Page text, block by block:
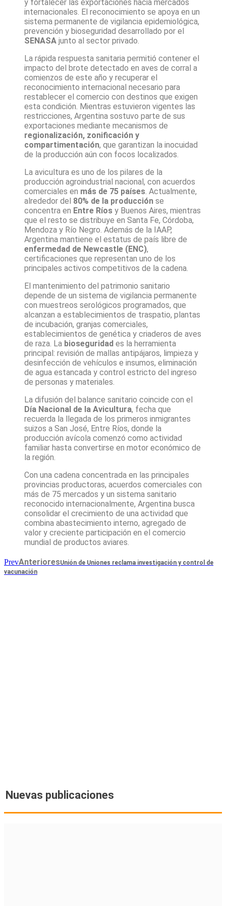
y fortalecer las exportaciones hacia mercados
internacionales. El reconocimiento se apoya en un
sistema permanente de vigilancia epidemiológica,
prevención y bioseguridad desarrollado por el
SENASA junto al sector privado.
La rápida respuesta sanitaria permitió contener el
impacto del brote detectado en aves de corral a
comienzos de este año y recuperar el
reconocimiento internacional necesario para
restablecer el comercio con destinos que exigen
esta condición. Mientras estuvieron vigentes las
restricciones, Argentina sostuvo parte de sus
exportaciones mediante mecanismos de
regionalización, zonificación y
compartimentación, que garantizan la inocuidad
de la producción aún con focos localizados.
La avicultura es uno de los pilares de la
producción agroindustrial nacional, con acuerdos
comerciales en más de 75 países. Actualmente,
alrededor del 80% de la producción se
concentra en Entre Ríos y Buenos Aires, mientras
que el resto se distribuye en Santa Fe, Córdoba,
Mendoza y Río Negro. Además de la IAAP,
Argentina mantiene el estatus de país libre de
enfermedad de Newcastle (ENC),
certificaciones que representan uno de los
principales activos competitivos de la cadena.
El mantenimiento del patrimonio sanitario
depende de un sistema de vigilancia permanente
con muestreos serológicos programados, que
alcanzan a establecimientos de traspatio, plantas
de incubación, granjas comerciales,
establecimientos de genética y criaderos de aves
de raza. La bioseguridad es la herramienta
principal: revisión de mallas antipájaros, limpieza y
desinfección de vehículos e insumos, eliminación
de agua estancada y control estricto del ingreso
de personas y materiales.
La difusión del balance sanitario coincide con el
Día Nacional de la Avicultura, fecha que
recuerda la llegada de los primeros inmigrantes
suizos a San José, Entre Ríos, donde la
producción avícola comenzó como actividad
familiar hasta convertirse en motor económico de
la región.
Con una cadena concentrada en las principales
provincias productoras, acuerdos comerciales con
más de 75 mercados y un sistema sanitario
reconocido internacionalmente, Argentina busca
consolidar el crecimiento de una actividad que
combina abastecimiento interno, agregado de
valor y creciente participación en el comercio
mundial de productos aviares.
PrevAnterioresUnión de Uniones reclama investigación y control de
vacunación
Nuevas publicaciones